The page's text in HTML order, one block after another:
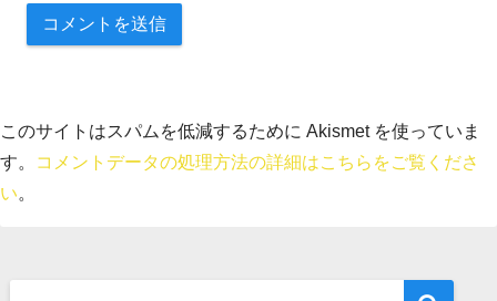
このサイトはスパムを低減するために Akismet を使っていま
す。
コメントデータの処理方法の詳細はこちらをご覧くださ
い。